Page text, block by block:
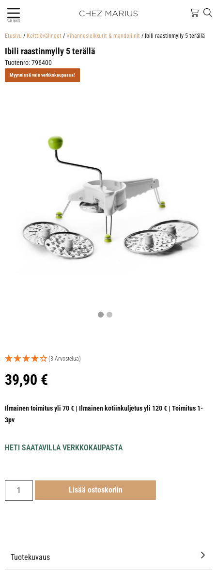
VALIKKO
Etusivu / Keittiövälineet / Vihannesleikkurit & mandoliinit / Ibili raastinmylly 5 terällä
Ibili raastinmylly 5 terällä
Tuotenro: 796400
Myynnissä vain verkkokaupassa!
(3 Arvostelua)
39,90 €
Ilmainen toimitus yli 70 € | Ilmainen kotiinkuljetus yli 120 € | Toimitus 1-
3pv
HETI SAATAVILLA VERKKOKAUPASTA
Lisää ostoskoriin
Tuotekuvaus